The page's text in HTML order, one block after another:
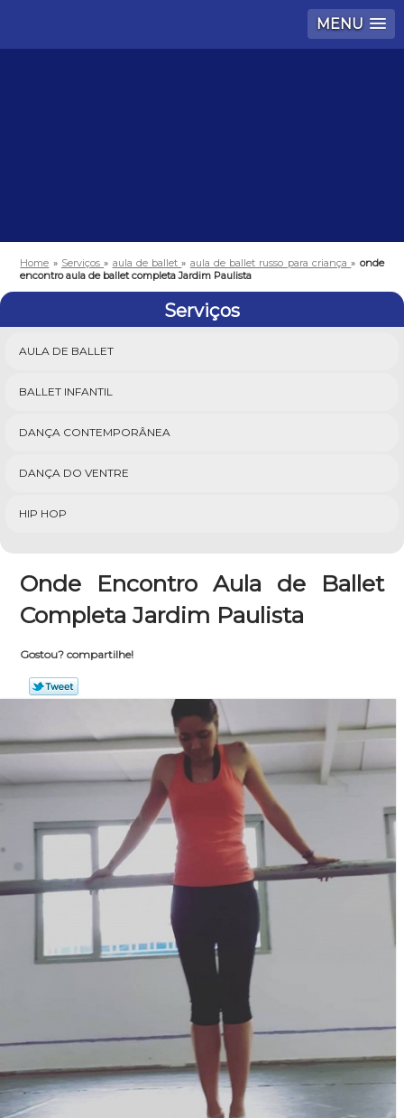
MENU
Home » Serviços» aula de ballet» aula de ballet russo para criança» onde
encontro aula de ballet completa Jardim Paulista
Serviços
AULA DE BALLET
BALLET INFANTIL
DANÇA CONTEMPORÂNEA
DANÇA DO VENTRE
HIP HOP
Onde Encontro Aula de Ballet
Completa Jardim Paulista
Gostou? compartilhe!